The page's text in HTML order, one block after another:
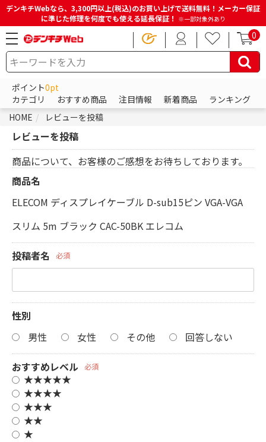
デンキチWebなら、3,300円以上(税込)のお買い上げで送料無料！メーカー保証
に準じた修理を何度でも使える延長保証！ ※一部対象外あり
0
ポイント0pt
カテゴリ
おすすめ商品 注目情報 新着商品
ランキング
HOME
レビューを投稿
レビューを投稿
商品について、お客様のご感想をお待ちしております。
商品名
ELECOM ディスプレイケーブル D-sub15ピン VGA-VGA
スリム 5m ブラック CAC-50BK エレコム
投稿者名 必須
性別
男性
女性 その他 回答しない
おすすめレベル 必須
★★★★★
★★★★
★★★
★★
★